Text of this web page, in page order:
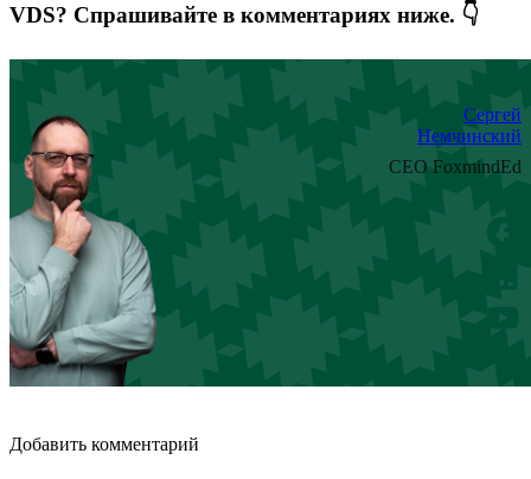
VDS? Спрашивайте в комментариях ниже. 👇
Сергей
Немчинский
CEO FoxmindEd
Добавить комментарий